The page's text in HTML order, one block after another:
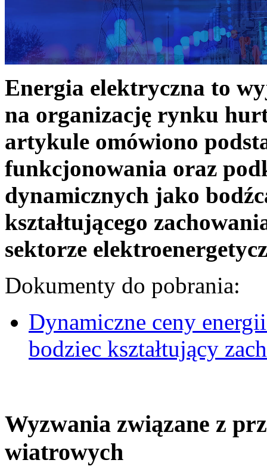
Energia elektryczna to
na organizację rynku
artykule omówiono
funkcjonowania oraz
dynamicznych jako
kształtującego
sektorze
Dokumenty do pobrania:
Dynamiczne ceny
bodziec kształtujący
Wyzwania związane z
wiatrowych